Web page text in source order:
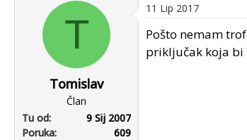
T
Tomislav
Član
Tu od
9 Sij 2007
Poruka
609
11 Lip 2017
Pošto nemam
priključak koja bi